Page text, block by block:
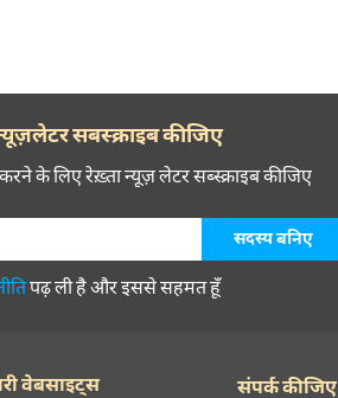
सबस्क्राइब कीजिए
करने के लिए रेख़्ता न्यूज़ लेटर सब्स्क्राइब कीजिए
पढ़ ली है और इससे सहमत हूँ
वेबसाइट्स संपर्क कीजिए